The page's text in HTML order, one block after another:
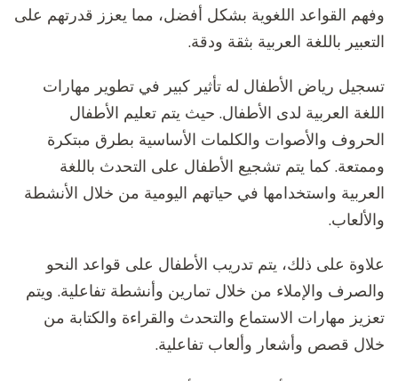
وفهم القواعد اللغوية بشكل أفضل، مما يعزز قدرتهم على
التعبير باللغة العربية بثقة ودقة.
تسجيل رياض الأطفال له تأثير كبير في تطوير مهارات
اللغة العربية لدى الأطفال. حيث يتم تعليم الأطفال
الحروف والأصوات والكلمات الأساسية بطرق مبتكرة
وممتعة. كما يتم تشجيع الأطفال على التحدث باللغة
العربية واستخدامها في حياتهم اليومية من خلال الأنشطة
والألعاب.
علاوة على ذلك، يتم تدريب الأطفال على قواعد النحو
والصرف والإملاء من خلال تمارين وأنشطة تفاعلية. ويتم
تعزيز مهارات الاستماع والتحدث والقراءة والكتابة من
خلال قصص وأشعار وألعاب تفاعلية.